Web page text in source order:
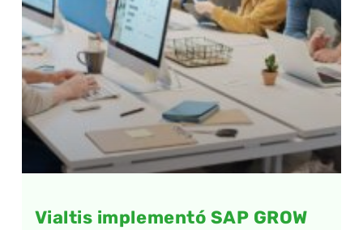
Vialtis implementó SAP GROW